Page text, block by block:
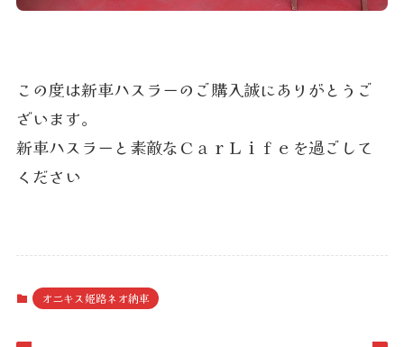
この度は新車ハスラーのご購入誠にありがとうご
ざいます。
新車ハスラーと素敵なＣａｒＬｉｆｅを過ごして
ください
オニキス姫路ネオ納車